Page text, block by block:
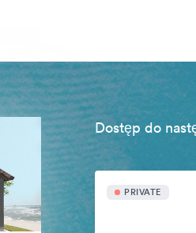
Dostęp do
PRIVATE